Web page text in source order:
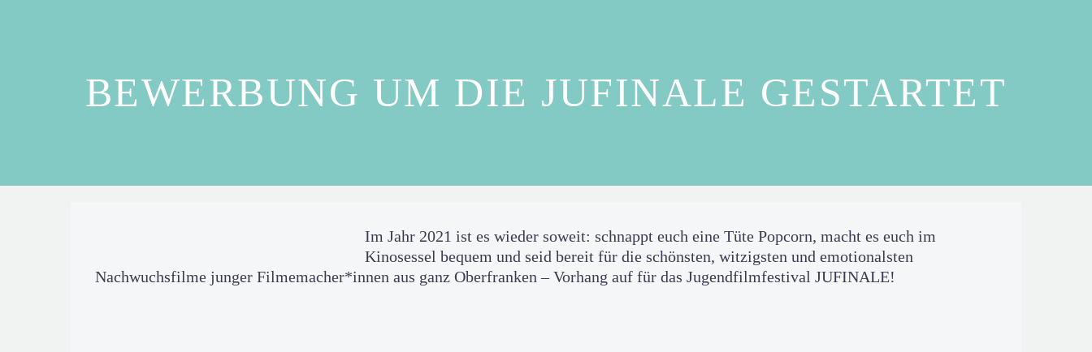
BEWERBUNG UM DIE JUFINALE GESTARTET
Im Jahr 2021 ist es wieder soweit: schnappt euch eine Tüte Popcorn, macht es euch im
Kinosessel bequem und seid bereit für die schönsten, witzigsten und emotionalsten
Nachwuchsfilme junger Filmemacher*innen aus ganz Oberfranken – Vorhang auf für das Jugendfilmfestival JUFINALE!